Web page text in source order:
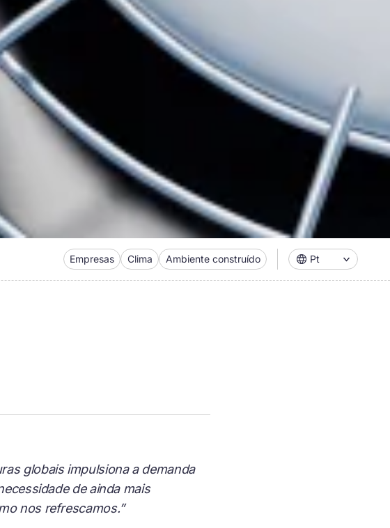
Empresas Clima Ambiente construído Pt
globais impulsiona a demanda
de ainda mais
nos refrescamos.”